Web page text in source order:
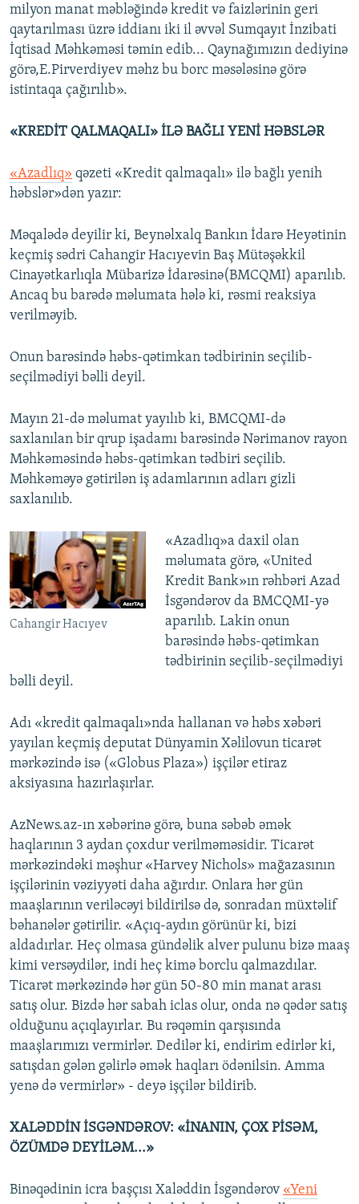
milyon manat məbləğində kredit və faizlərinin geri
qaytarılması üzrə iddianı iki il əvvəl Sumqayıt İnzibati
İqtisad Məhkəməsi təmin edib... Qaynağımızın dediyinə
görə,E.Pirverdiyev məhz bu borc məsələsinə görə
istintaqa çağırılıb».
«KREDİT QALMAQALI» İLƏ BAĞLI YENİ HƏBSLƏR
«Azadlıq» qəzeti «Kredit qalmaqalı» ilə bağlı yenih
həbslər»dən yazır:
Məqalədə deyilir ki, Beynəlxalq Bankın İdarə Heyətinin
keçmiş sədri Cahangir Hacıyevin Baş Mütəşəkkil
Cinayətkarlıqla Mübarizə İdarəsinə(BMCQMI) aparılıb.
Ancaq bu barədə məlumata hələ ki, rəsmi reaksiya
verilməyib.
Onun barəsində həbs-qətimkan tədbirinin seçilib-
seçilmədiyi bəlli deyil.
Mayın 21-də məlumat yayılıb ki, BMCQMI-də
saxlanılan bir qrup işadamı barəsində Nərimanov rayon
Məhkəməsində həbs-qətimkan tədbiri seçilib.
Məhkəməyə gətirilən iş adamlarının adları gizli
saxlanılıb.
Cahangir Hacıyev
«Azadlıq»a daxil olan
məlumata görə, «United
Kredit Bank»ın rəhbəri Azad
İsgəndərov da BMCQMI-yə
aparılıb. Lakin onun
barəsində həbs-qətimkan
tədbirinin seçilib-seçilmədiyi
bəlli deyil.
Adı «kredit qalmaqalı»nda hallanan və həbs xəbəri
yayılan keçmiş deputat Dünyamin Xəlilovun ticarət
mərkəzində isə («Globus Plaza») işçilər etiraz
aksiyasına hazırlaşırlar.
AzNews.az-ın xəbərinə görə, buna səbəb əmək
haqlarının 3 aydan çoxdur verilməməsidir. Ticarət
mərkəzindəki məşhur «Harvey Nichols» mağazasının
işçilərinin vəziyyəti daha ağırdır. Onlara hər gün
maaşlarının veriləcəyi bildirilsə də, sonradan müxtəlif
bəhanələr gətirilir. «Açıq-aydın görünür ki, bizi
aldadırlar. Heç olmasa gündəlik alver pulunu bizə maaş
kimi versəydilər, indi heç kimə borclu qalmazdılar.
Ticarət mərkəzində hər gün 50-80 min manat arası
satış olur. Bizdə hər sabah iclas olur, onda nə qədər satış
olduğunu açıqlayırlar. Bu rəqəmin qarşısında
maaşlarımızı vermirlər. Dedilər ki, endirim edirlər ki,
satışdan gələn gəlirlə əmək haqları ödənilsin. Amma
yenə də vermirlər» - deyə işçilər bildirib.
XALƏDDİN İSGƏNDƏROV: «İNANIN, ÇOX PİSƏM,
ÖZÜMDƏ DEYİLƏM...»
Binəqədinin icra başçısı Xaləddin İsgəndərov «Yeni